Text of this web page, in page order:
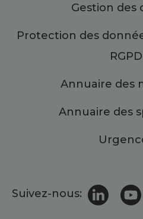
Gestion des
Protection des
RGPD
Annuaire des
Annuaire des
Suivez-nous: